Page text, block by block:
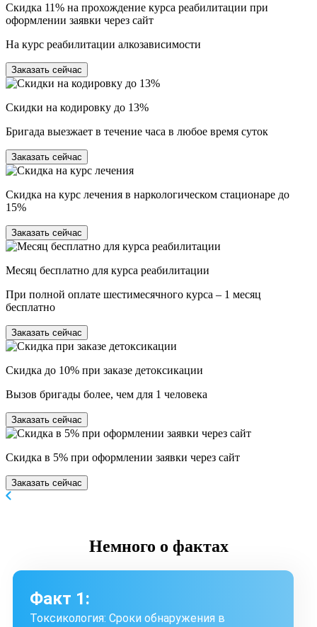
Скидка 11% на прохождение курса реабилитации при
оформлении заявки через сайт
На курс реабилитации алкозависимости
Заказать сейчас
Скидки на кодировку до 13%
Бригада выезжает в течение часа в любое время суток
Заказать сейчас
Скидка на курс лечения в наркологическом стационаре до
15%
Заказать сейчас
Месяц бесплатно для курса реабилитации
При полной оплате шестимесячного курса – 1 месяц
бесплатно
Заказать сейчас
Скидка до 10% при заказе детоксикации
Вызов бригады более, чем для 1 человека
Заказать сейчас
Скидка в 5% при оформлении заявки через сайт
Заказать сейчас
Немного о фактах
Факт 1:
Токсикология: Сроки обнаружения в